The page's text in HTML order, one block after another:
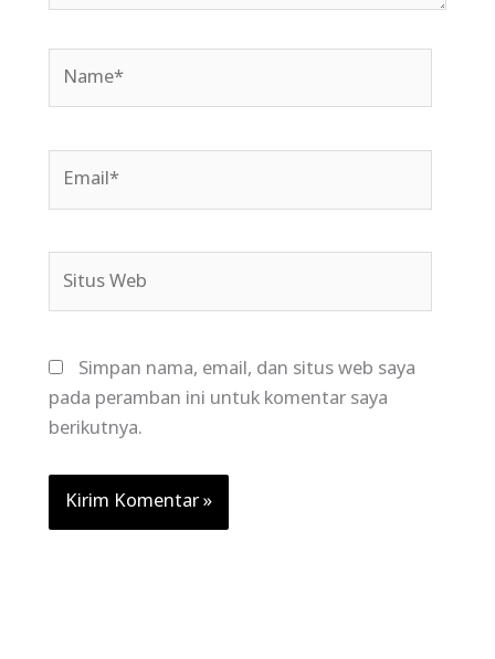
Simpan nama, email, dan situs web saya
pada peramban ini untuk komentar saya
berikutnya.